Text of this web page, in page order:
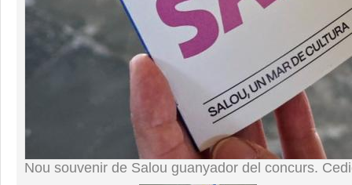
Nou souvenir de Salou guanyador del concurs.